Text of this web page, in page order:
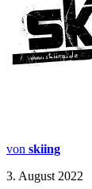
von skiing
3. August 2022